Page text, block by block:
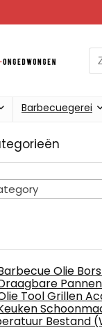
Barbecuegerei
Olie
Tool Grillen
Bestand